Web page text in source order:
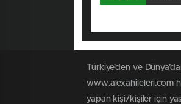
Türkiye'den ve
www.alexahileleri.com
yapan kişi/kişiler için